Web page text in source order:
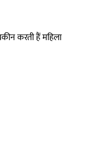
करती हैं महिला